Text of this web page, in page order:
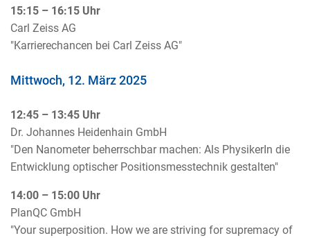
15:15 – 16:15 Uhr
Carl Zeiss AG
"Karrierechancen bei Carl Zeiss AG"
Mittwoch, 12. März 2025
12:45 – 13:45 Uhr
Dr. Johannes Heidenhain GmbH
"Den Nanometer beherrschbar machen: Als PhysikerIn die
Entwicklung optischer Positionsmesstechnik gestalten"
14:00 – 15:00 Uhr
PlanQC GmbH
"Your superposition. How we are striving for supremacy of